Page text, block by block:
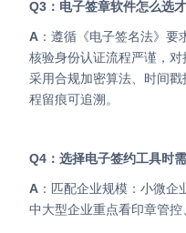
Q3：电子签章软件怎么选
A ：遵循《电子签名法》要
核验身份认证流程严谨，对
采用合规加密算法、时间
程留痕可追溯。
Q4：选择电子签约工具时
A ：匹配企业规模：小微企
中大型企业重点看印章管控